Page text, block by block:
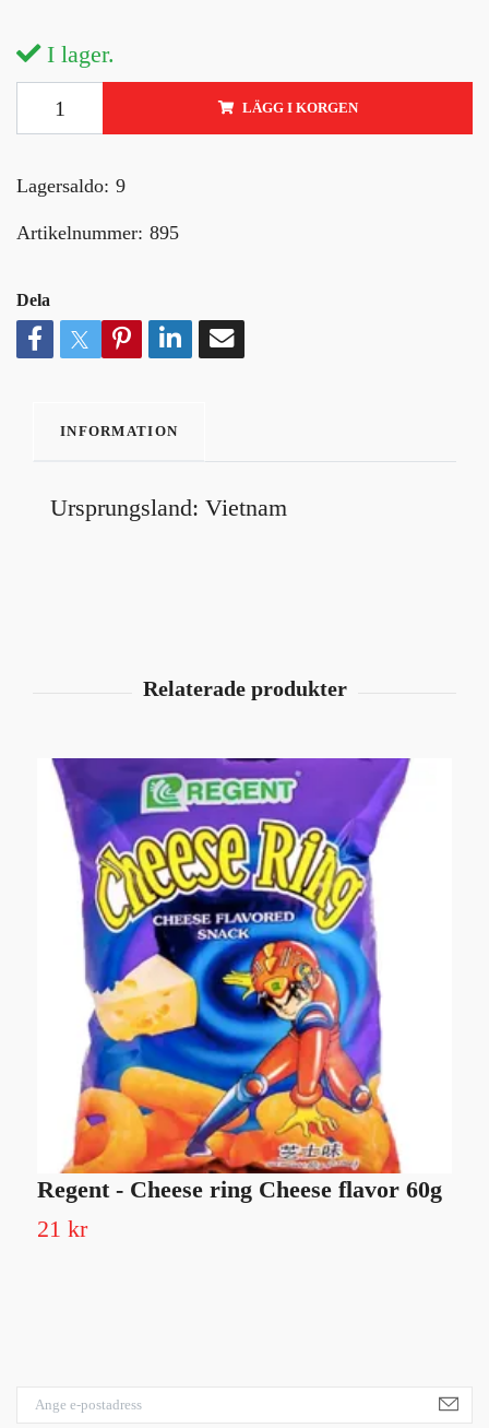
I lager.
LÄGG I KORGEN
Lagersaldo: 9
Artikelnummer: 895
Dela
INFORMATION
Ursprungsland: Vietnam
Regent - Cheese ring Cheese flavor 60g
21 kr